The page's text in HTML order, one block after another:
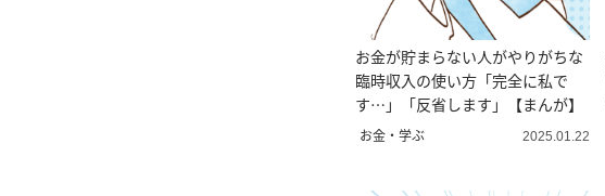
お金が貯まらない人がやりがちな
臨時収入の使い方「完全に私で
す…」「反省します」【まんが】
お金・学ぶ 2025.01.22